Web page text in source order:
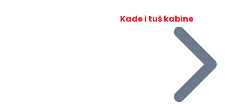
Kade i tuš kabine